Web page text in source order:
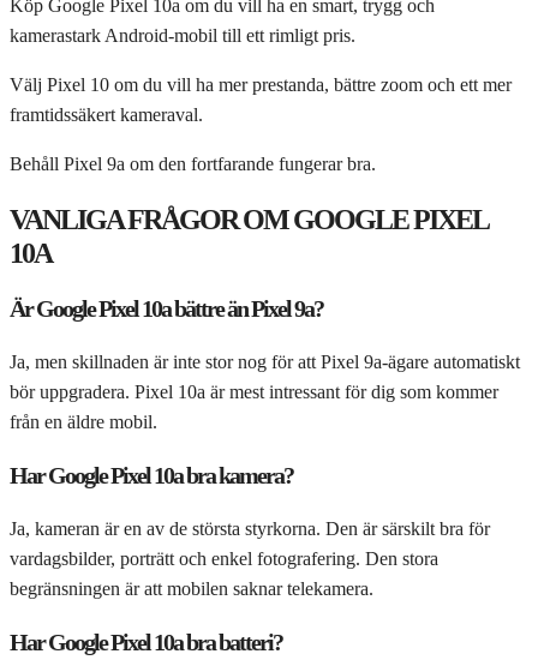
Köp Google Pixel 10a om du vill ha en smart, trygg och
kamerastark Android-mobil till ett rimligt pris.
Välj Pixel 10 om du vill ha mer prestanda, bättre zoom och ett mer
framtidssäkert kameraval.
Behåll Pixel 9a om den fortfarande fungerar bra.
VANLIGA FRÅGOR OM GOOGLE PIXEL
10A
Är Google Pixel 10a bättre än Pixel 9a?
Ja, men skillnaden är inte stor nog för att Pixel 9a-ägare automatiskt
bör uppgradera. Pixel 10a är mest intressant för dig som kommer
från en äldre mobil.
Har Google Pixel 10a bra kamera?
Ja, kameran är en av de största styrkorna. Den är särskilt bra för
vardagsbilder, porträtt och enkel fotografering. Den stora
begränsningen är att mobilen saknar telekamera.
Har Google Pixel 10a bra batteri?